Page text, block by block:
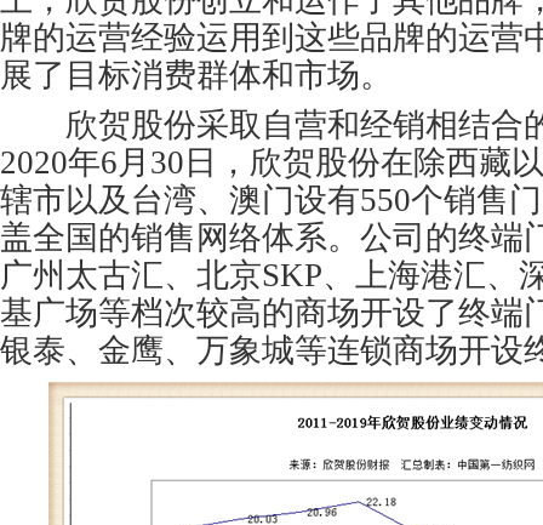
牌的运营经验运用到这些品牌的运营
展了目标消费群体和市场。
欣贺股份采取自营和经销相结合
2020年6月30日，欣贺股份在除西藏
辖市以及台湾、澳门设有550个销售
盖全国的销售网络体系。公司的终端
广州太古汇、北京SKP、上海港汇、
基广场等档次较高的商场开设了终端
银泰、金鹰、万象城等连锁商场开设